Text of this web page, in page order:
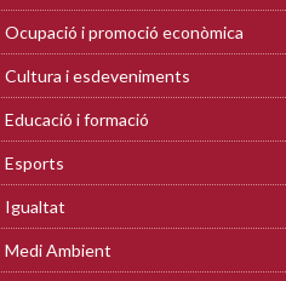
Ocupació i promoció econòmica
Cultura i esdeveniments
Educació i formació
Esports
Igualtat
Medi Ambient